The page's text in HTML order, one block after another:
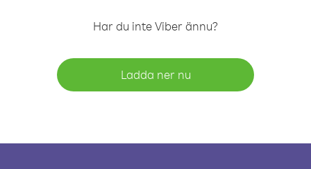
Har du inte Viber ännu?
Ladda ner nu